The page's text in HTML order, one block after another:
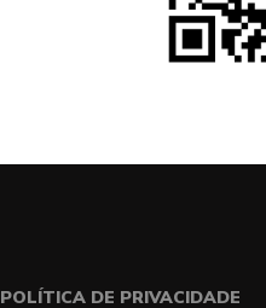
POLÍTICA DE PRIVACIDADE